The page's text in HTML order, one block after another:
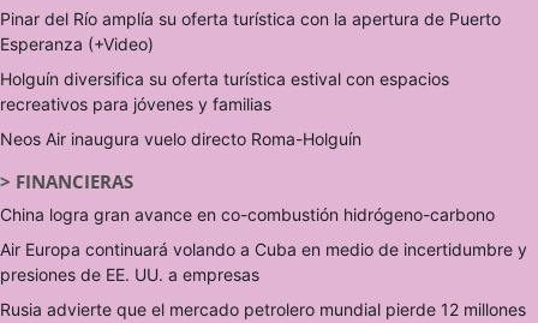
Pinar del Río amplía su oferta turística con la apertura de Puerto
Esperanza (+Video)
Holguín diversifica su oferta turística estival con espacios
recreativos para jóvenes y familias
Neos Air inaugura vuelo directo Roma-Holguín
> FINANCIERAS
China logra gran avance en co-combustión hidrógeno-carbono
Air Europa continuará volando a Cuba en medio de incertidumbre y
presiones de EE. UU. a empresas
Rusia advierte que el mercado petrolero mundial pierde 12 millones